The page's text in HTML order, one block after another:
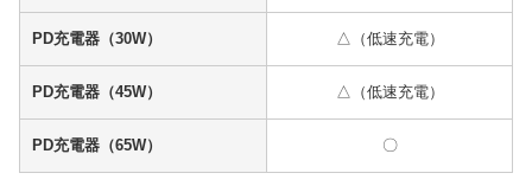
PD充電器（30W） △（低速充電）
PD充電器（45W） △（低速充電）
PD充電器（65W） 〇